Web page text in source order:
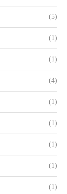
(5)
(1)
(1)
(4)
(1)
(1)
(1)
(1)
(1)